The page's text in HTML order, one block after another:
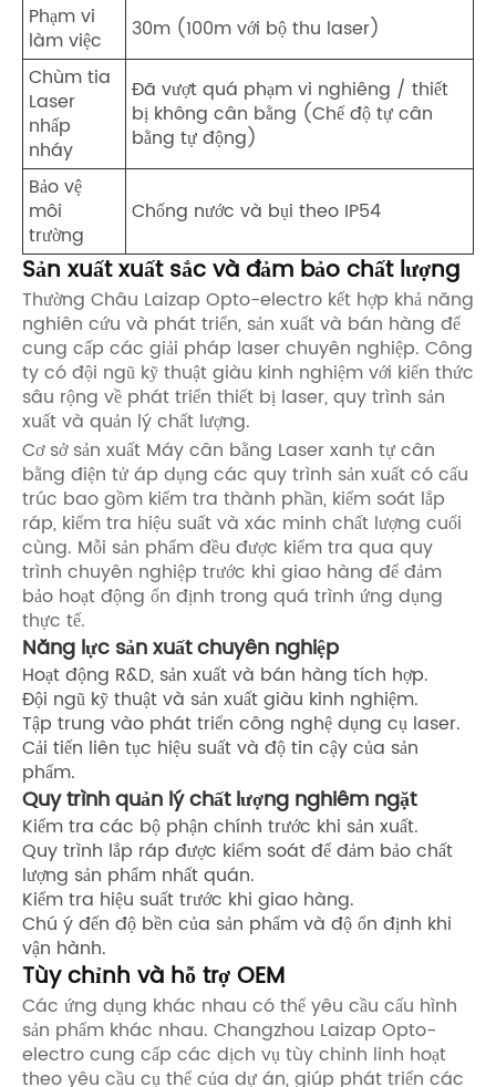
Phạm vi
làm việc
30m (100m với bộ thu laser)
Chùm tia
Laser
nhấp
nháy
Đã vượt quá phạm vi nghiêng / thiết
bị không cân bằng (Chế độ tự cân
bằng tự động)
Bảo vệ
môi
trường
Chống nước và bụi theo IP54
Sản xuất xuất sắc và đảm bảo chất lượng
Thường Châu Laizap Opto-electro kết hợp khả năng
nghiên cứu và phát triển, sản xuất và bán hàng để
cung cấp các giải pháp laser chuyên nghiệp. Công
ty có đội ngũ kỹ thuật giàu kinh nghiệm với kiến ​​thức
sâu rộng về phát triển thiết bị laser, quy trình sản
xuất và quản lý chất lượng.
Cơ sở sản xuất Máy cân bằng Laser xanh tự cân
bằng điện tử áp dụng các quy trình sản xuất có cấu
trúc bao gồm kiểm tra thành phần, kiểm soát lắp
ráp, kiểm tra hiệu suất và xác minh chất lượng cuối
cùng. Mỗi sản phẩm đều được kiểm tra qua quy
trình chuyên nghiệp trước khi giao hàng để đảm
bảo hoạt động ổn định trong quá trình ứng dụng
thực tế.
Năng lực sản xuất chuyên nghiệp
Hoạt động R&D, sản xuất và bán hàng tích hợp.
Đội ngũ kỹ thuật và sản xuất giàu kinh nghiệm.
Tập trung vào phát triển công nghệ dụng cụ laser.
Cải tiến liên tục hiệu suất và độ tin cậy của sản
phẩm.
Quy trình quản lý chất lượng nghiêm ngặt
Kiểm tra các bộ phận chính trước khi sản xuất.
Quy trình lắp ráp được kiểm soát để đảm bảo chất
lượng sản phẩm nhất quán.
Kiểm tra hiệu suất trước khi giao hàng.
Chú ý đến độ bền của sản phẩm và độ ổn định khi
vận hành.
Tùy chỉnh và hỗ trợ OEM
Các ứng dụng khác nhau có thể yêu cầu cấu hình
sản phẩm khác nhau. Changzhou Laizap Opto-
electro cung cấp các dịch vụ tùy chỉnh linh hoạt
theo yêu cầu cụ thể của dự án, giúp phát triển các